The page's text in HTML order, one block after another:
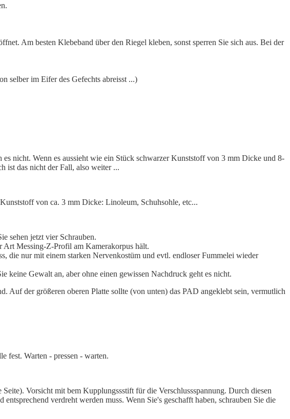
Am besten Klebeband über den Riegel kleben, sonst sperren Sie sich aus. Bei der
selber im Eifer des Gefechts abreisst ...)
nicht. Wenn es aussieht wie ein Stück schwarzer Kunststoff von 3 mm Dicke und 8-
ist das nicht der Fall, also weiter ...
von ca. 3 mm Dicke: Linoleum, Schuhsohle, etc...
sehen jetzt vier Schrauben.
Art Messing-Z-Profil am Kamerakorpus hält.
die nur mit einem starken Nervenkostüm und evtl. endloser Fummelei wieder
keine Gewalt an, aber ohne einen gewissen Nachdruck geht es nicht.
Auf der größeren oberen Platte sollte (von unten) das PAD angeklebt sein, vermutlich
fest. Warten - pressen - warten.
Vorsicht mit bem Kupplungssstift für die Verschlussspannung. Durch diesen
verdreht werden muss. Wenn Sie's geschafft haben, schrauben Sie die